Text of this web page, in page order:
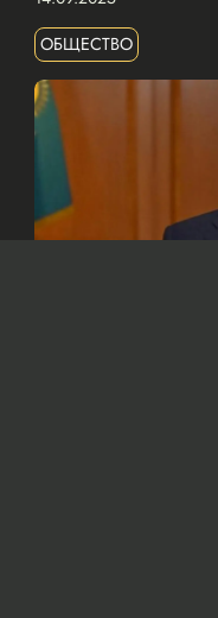
ОБЩЕСТВО